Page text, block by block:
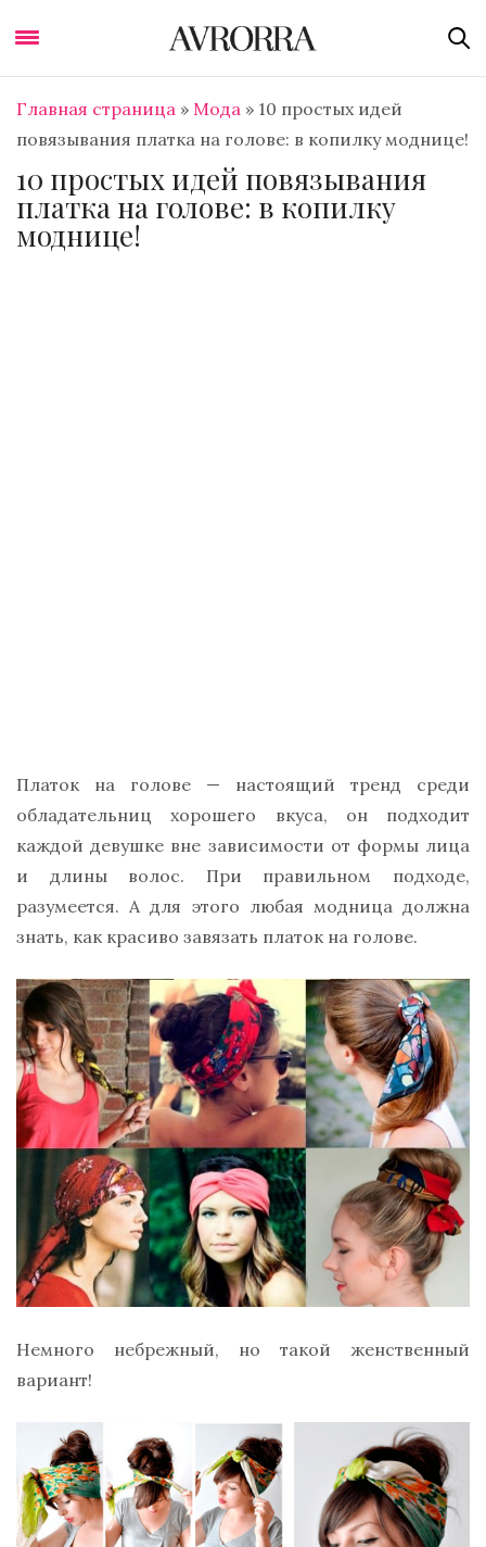
Главная страница » Мода » 10 простых идей
повязывания платка на голове: в копилку моднице!
10 простых идей повязывания
платка на голове: в копилку
моднице!
Платок на голове — настоящий тренд среди
обладательниц хорошего вкуса, он подходит
каждой девушке вне зависимости от формы лица
и длины волос. При правильном подходе,
разумеется. А для этого любая модница должна
знать, как красиво завязать платок на голове.
Немного небрежный, но такой женственный
вариант!